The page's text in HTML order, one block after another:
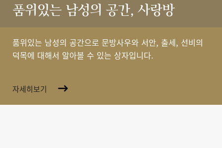
품위있는 남성의 공간, 사랑방
품위있는 남성의 공간으로 문방사우와 서안, 출세, 선비의
덕목에 대해서 알아볼 수 있는 상자입니다.
자세히보기